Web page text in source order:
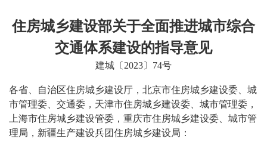
住房城乡建设部关于全面推进城市综合
交通体系建设的指导意见
建城〔2023〕74号
各省、自治区住房城乡建设厅，北京市住房城乡建设委、城
市管理委、交通委，天津市住房城乡建设委、城市管理委，
上海市住房城乡建设管委，重庆市住房城乡建设委、城市管
理局，新疆生产建设兵团住房城乡建设局：